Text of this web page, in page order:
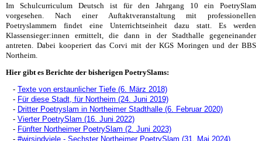
Im Schulcurriculum Deutsch ist für den Jahrgang 10 ein PoetrySlam
vorgesehen. Nach einer Auftaktveranstaltung mit professionellen
Poetryslammern findet eine Unterrichtseinheit dazu statt. Es werden
Klassensieger:innen ermittelt, die dann in der Stadthalle gegeneinander
antreten. Dabei kooperiert das Corvi mit der KGS Moringen und der BBS
Northeim.
Hier gibt es Berichte der bisherigen PoetrySlams:
- Texte von erstaunlicher Tiefe (6. März 2018)
- Für diese Stadt, für Northeim (24. Juni 2019)
- Dritter Poetryslam in Northeimer Stadthalle (6. Februar 2020)
- Vierter PoetrySlam (16. Juni 2022)
- Fünfter Northeimer PoetrySlam (2. Juni 2023)
- #wirsindviele - Sechster Northeimer PoetrySlam (31. Mai 2024)